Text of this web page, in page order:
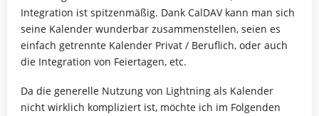
Integration ist spitzenmäßig. Dank CalDAV kann man sich
seine Kalender wunderbar zusammenstellen, seien es
einfach getrennte Kalender Privat / Beruflich, oder auch
die Integration von Feiertagen, etc.
Da die generelle Nutzung von Lightning als Kalender
nicht wirklich kompliziert ist, möchte ich im Folgenden